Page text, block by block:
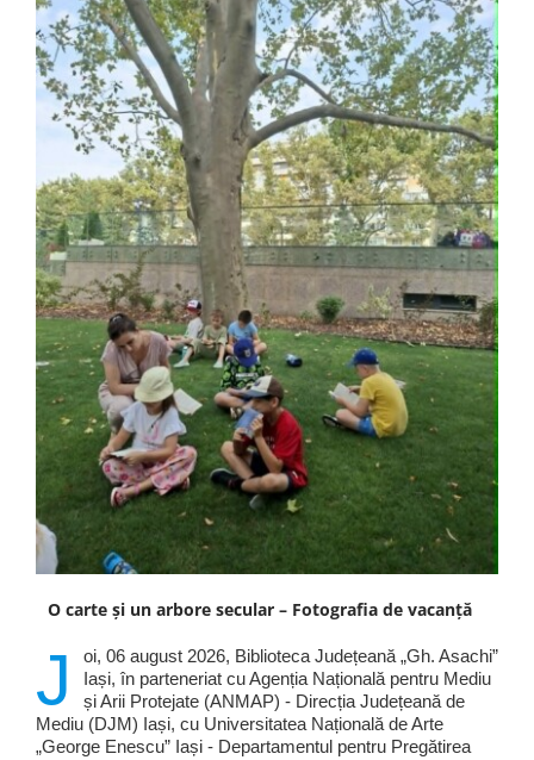
O carte și un arbore secular – Fotografia de vacanță
J
oi, 06 august 2026, Biblioteca Județeană „Gh. Asachi”
Iași, în parteneriat cu Agenția Națională pentru Mediu
și Arii Protejate (ANMAP) - Direcția Județeană de
Mediu (DJM) Iași, cu Universitatea Națională de Arte
„George Enescu” Iași - Departamentul pentru Pregătirea